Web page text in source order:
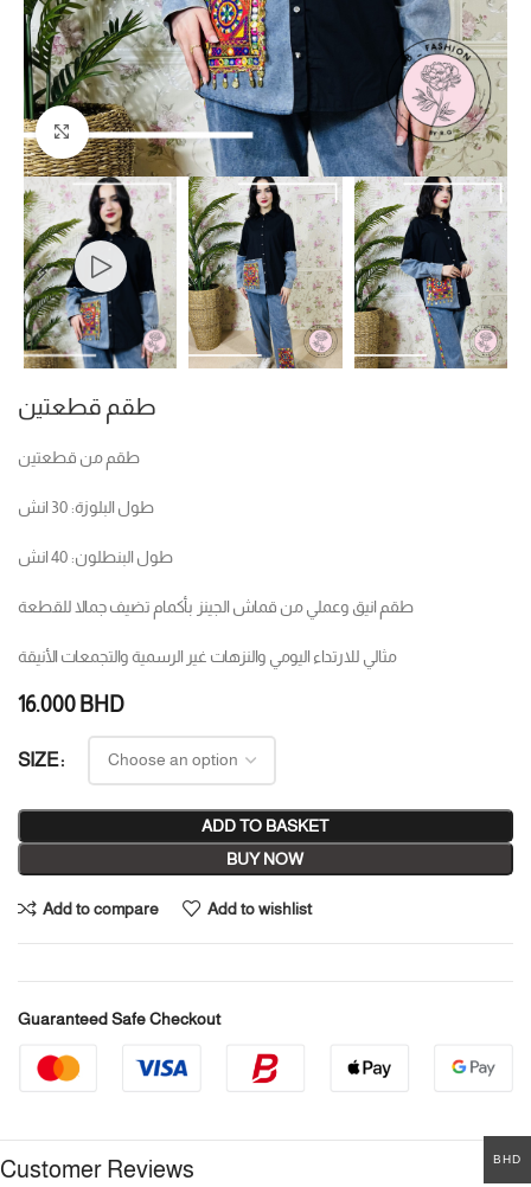
Click to enlarge
طقم قطعتين
طقم من قطعتين
طول البلوزة: 30 انش
طول البنطلون: 40 انش
طقم انيق وعملي من قماش الجينز بأكمام تضيف جمالا للقطعة
مثالي للارتداء اليومي والنزهات غير الرسمية والتجمعات الأنيقة
16.000 BHD
SIZE
ADD TO BASKET
BUY NOW
Add to compare Add to wishlist
Guaranteed Safe Checkout
Customer Reviews BHD